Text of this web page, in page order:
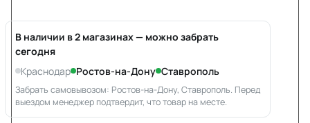
В наличии в 2 магазинах — можно забрать
сегодня
Краснодар Ростов-на-Дону Ставрополь
Забрать самовывозом: Ростов-на-Дону, Ставрополь. Перед
выездом менеджер подтвердит, что товар на месте.